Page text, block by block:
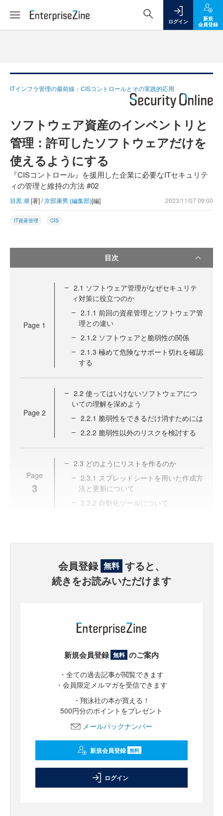
ログイン
新規
会員登録
ITインフラ管理の最前線：CISコントロールとその実践的応用
ソフトウェア資産のインベントリと
管理：許可したソフトウェアだけを
使えるようにする
『CISコントロール』を援用した企業に必要なITセキュリテ
ィの管理と維持の方法 #02
目黒 潮[著] /京部康男 (編集部)[編] 2023/11/07 09:00
IT資産管理 CIS
目次
Page 1
2.1 ソフトウェア管理がなぜセキュリテ
ィ対策に役立つのか
2.1.1 前回の資産管理とソフトウェア管
理との違い
2.1.2 ソフトウェアと脆弱性の関係
2.1.3 極めて危険なサポート切れを確認
する
Page 2
2.2 使ってはいけないソフトウェアにつ
いての理解を深めよう
2.2.1 脆弱性をできるだけ消すためには
2.2.2 脆弱性以外のリスクを検討する
Page
3
2.3 どのようにリストを作るのか
2.3.1 スプレッドシートを用いた作成方
法と更新について
2.3.2 自動化ツールについて
会員登録 無料 すると、
続きをお読みいただけます
新規会員登録 無料 のご案内
・全ての過去記事が閲覧できます
・会員限定メルマガを受信できます
・翔泳社の本が買える！
500円分のポイントをプレゼント
メールバックナンバー
新規会員登録 無料
ログイン